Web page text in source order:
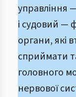
управління
і судовий —
органи, які
сприймати
головного
нервової